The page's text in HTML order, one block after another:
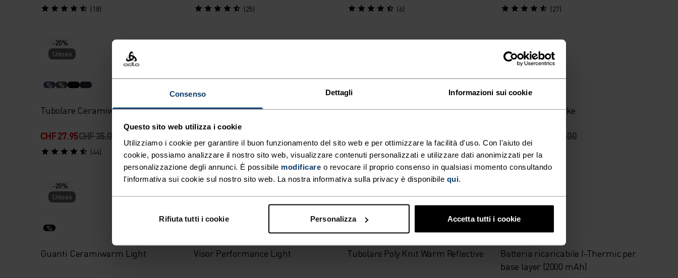
Consenso Dettagli Informazioni sui cookie
Questo sito web utilizza i cookie
Utilizziamo i cookie per garantire il buon funzionamento del sito web e per ottimizzare la facilità d'uso. Con l'aiuto dei
cookie, possiamo analizzare il nostro sito web, visualizzare contenuti personalizzati e utilizzare dati anonimizzati per la
personalizzazione degli annunci. È possibile modificare o revocare il proprio consenso in qualsiasi momento consultando
l'informativa sui cookie sul nostro sito web. La nostra informativa sulla privacy è disponibile qui.
Rifiuta tutti i cookie Personalizza Accetta tutti i cookie
(18) (25) (6) (27)
-20%
Unisex
% %
Tubolare Ceramiwarm Pro
CHF 27.95CHF 35.00
(44)
-20%
Berretto Merino Warm
(16)
-20%
Berretto Reversible
(119)
-20%
Unisex
Berretto Revelstoke
CHF 45.00
-20%
Unisex
%
Guanti Ceramiwarm Light
Unisex
Visor Performance Light
-20%
Unisex
Tubolare Poly Knit Warm Reflective
-20%
Batteria ricaricabile I-Thermic per
base layer (2000 mAh)